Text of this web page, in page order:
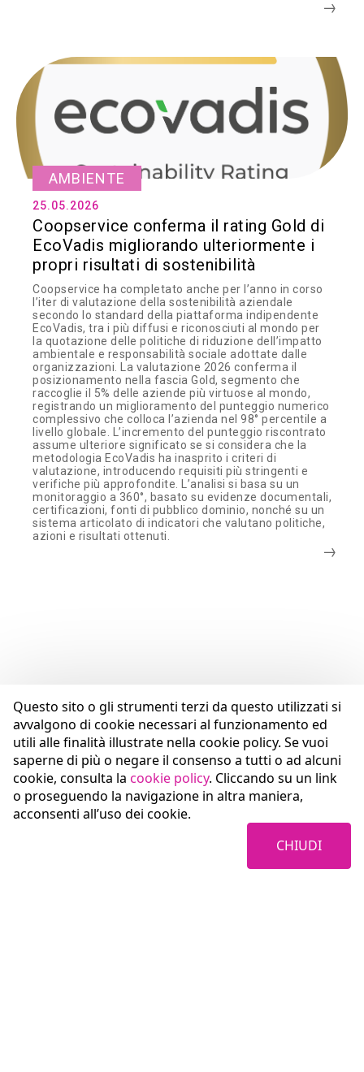
Questo sito o gli strumenti terzi da questo utilizzati si
avvalgono di cookie necessari al funzionamento ed
utili alle finalità illustrate nella cookie policy. Se vuoi
saperne di più o negare il consenso a tutti o ad alcuni
cookie, consulta la cookie policy. Cliccando su un link
o proseguendo la navigazione in altra maniera,
acconsenti all’uso dei cookie.
CHIUDI
AMBIENTE
25.05.2026
Coopservice conferma il rating Gold di
EcoVadis migliorando ulteriormente i
propri risultati di sostenibilità
Coopservice ha completato anche per l’anno in corso
l’iter di valutazione della sostenibilità aziendale
secondo lo standard della piattaforma indipendente
EcoVadis, tra i più diffusi e riconosciuti al mondo per
la quotazione delle politiche di riduzione dell’impatto
ambientale e responsabilità sociale adottate dalle
organizzazioni. La valutazione 2026 conferma il
posizionamento nella fascia Gold, segmento che
raccoglie il 5% delle aziende più virtuose al mondo,
registrando un miglioramento del punteggio numerico
complessivo che colloca l’azienda nel 98° percentile a
livello globale. L’incremento del punteggio riscontrato
assume ulteriore significato se si considera che la
metodologia EcoVadis ha inasprito i criteri di
valutazione, introducendo requisiti più stringenti e
verifiche più approfondite. L’analisi si basa su un
monitoraggio a 360°, basato su evidenze documentali,
certificazioni, fonti di pubblico dominio, nonché su un
sistema articolato di indicatori che valutano politiche,
azioni e risultati ottenuti.